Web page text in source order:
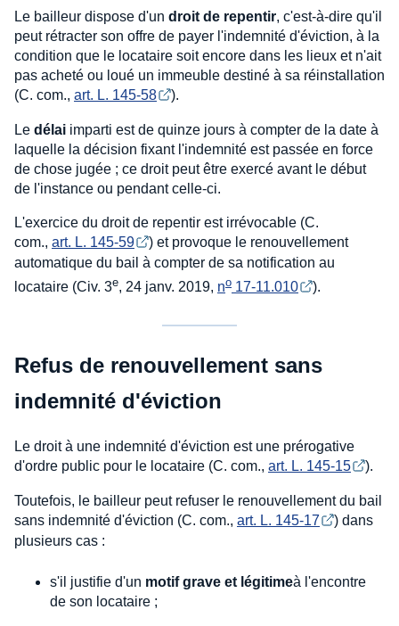
Le bailleur dispose d'un droit de repentir, c'est-à-dire qu'il
peut rétracter son offre de payer l'indemnité d'éviction, à la
condition que le locataire soit encore dans les lieux et n'ait
pas acheté ou loué un immeuble destiné à sa réinstallation
(C. com., art. L. 145-58 ).
Le délai imparti est de quinze jours à compter de la date à
laquelle la décision fixant l'indemnité est passée en force
de chose jugée ; ce droit peut être exercé avant le début
de l'instance ou pendant celle-ci.
L'exercice du droit de repentir est irrévocable (C.
com., art. L. 145-59
) et provoque le renouvellement
automatique du bail à compter de sa notification au
locataire (Civ. 3e, 24 janv. 2019, no 17-11.010 ).
Refus de renouvellement sans
indemnité d'éviction
Le droit à une indemnité d'éviction est une prérogative
d'ordre public pour le locataire (C. com., art. L. 145-15 ).
Toutefois, le bailleur peut refuser le renouvellement du bail
sans indemnité d'éviction (C. com., art. L. 145-17
) dans
plusieurs cas :
s'il justifie d'un motif grave et légitimeà l'encontre
de son locataire ;